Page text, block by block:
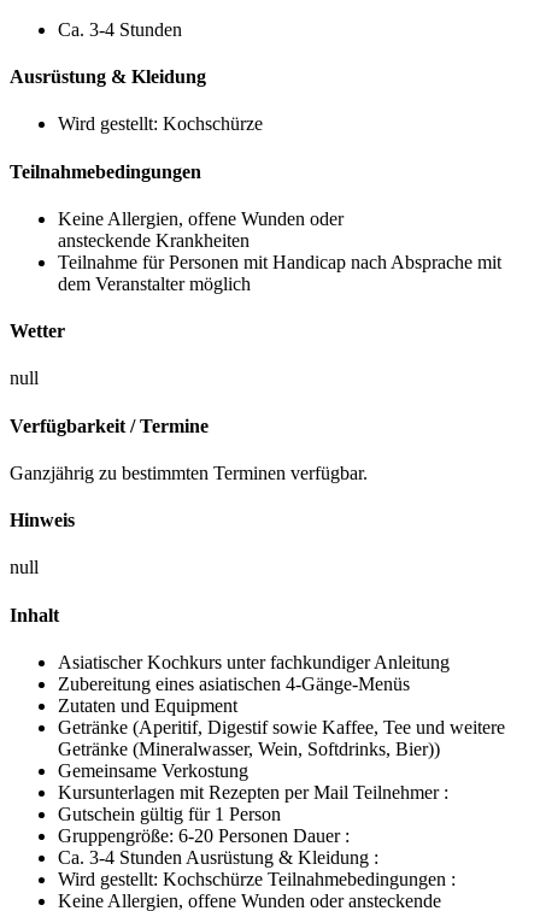
Ca. 3-4 Stunden
Ausrüstung & Kleidung
Wird gestellt: Kochschürze
Teilnahmebedingungen
Keine Allergien, offene Wunden oder
ansteckende Krankheiten
Teilnahme für Personen mit Handicap nach Absprache mit
dem Veranstalter möglich
Wetter
null
Verfügbarkeit / Termine
Ganzjährig zu bestimmten Terminen verfügbar.
Hinweis
null
Inhalt
Asiatischer Kochkurs unter fachkundiger Anleitung
Zubereitung eines asiatischen 4-Gänge-Menüs
Zutaten und Equipment
Getränke (Aperitif, Digestif sowie Kaffee, Tee und weitere
Getränke (Mineralwasser, Wein, Softdrinks, Bier))
Gemeinsame Verkostung
Kursunterlagen mit Rezepten per Mail Teilnehmer :
Gutschein gültig für 1 Person
Gruppengröße: 6-20 Personen Dauer :
Ca. 3-4 Stunden Ausrüstung & Kleidung :
Wird gestellt: Kochschürze Teilnahmebedingungen :
Keine Allergien, offene Wunden oder ansteckende